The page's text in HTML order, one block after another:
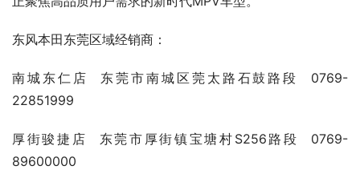
东风本田东莞区域经销商：
南城东仁店  东莞市南城区莞太路石鼓路段  0769-
22851999
厚街骏捷店  东莞市厚街镇宝塘村S256路段  0769-
89600000